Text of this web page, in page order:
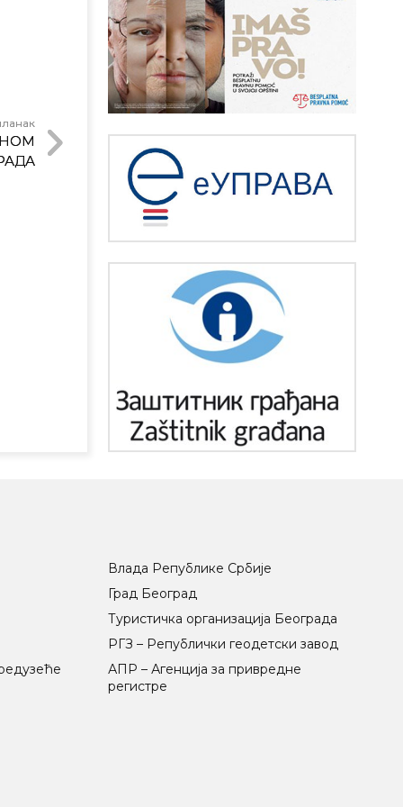
Влада Републике Србије
Град Београд
Туристичка организација Београда
РГЗ – Републички геодетски завод
АПР – Агенција за привредне
регистре